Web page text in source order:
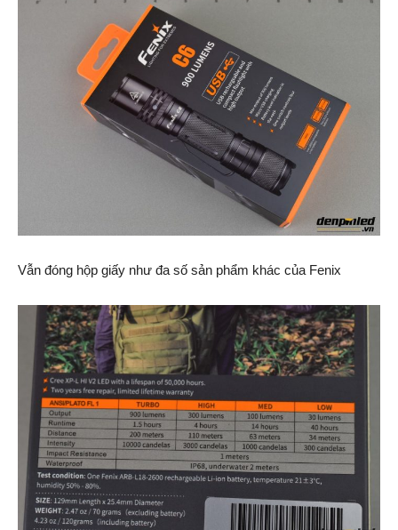
Vẫn đóng hộp giấy như đa số sản phẩm khác của Fenix